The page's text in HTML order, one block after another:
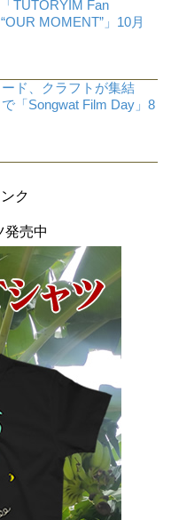
TUTORYIM Fan
MOMENT”」10月
ド、クラフトが集結
「Songwat Film Day」8
ク
発売中